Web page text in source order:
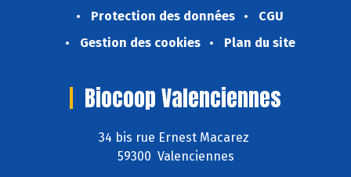
Protection des données
CGU
Gestion des cookies
Plan du site
Biocoop Valenciennes
34 bis rue Ernest Macarez
59300 Valenciennes